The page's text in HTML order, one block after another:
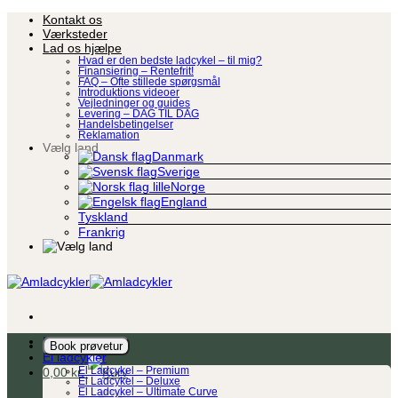
Fortsæt
indhold
Kontakt os
Værksteder
Lad os hjælpe
Hvad er den bedste ladcykel – til mig?
Finansiering – Rentefrit!
FAQ – Ofte stillede spørgsmål
Introduktions videoer
Vejledninger og guides
Levering – DAG TIL DAG
Handelsbetingelser
Reklamation
Vælg land
Danmark
Sverige
Norge
England
Tyskland
Frankrig
Book prøvetur
0,00kr.
Ladcykel
El ladcykler
El Ladcykel – Premium
El Ladcykel – Deluxe
El Ladcykel – Ultimate Curve